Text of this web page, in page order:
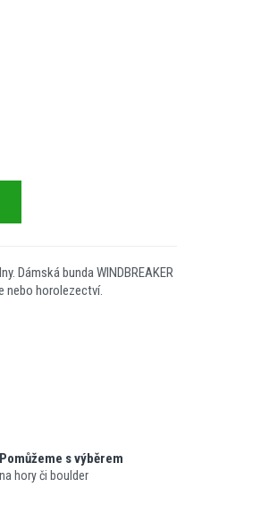
Dámská bunda WINDBREAKER
nebo horolezectví.
Pomůžeme s výběrem
na hory či boulder